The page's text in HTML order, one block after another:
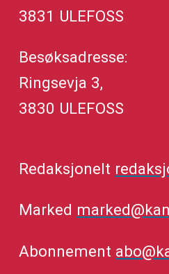
3831 ULEFOSS
Besøksadresse:
Ringsevja 3,
3830 ULEFOSS
Redaksjonelt
Marked
Abonnement